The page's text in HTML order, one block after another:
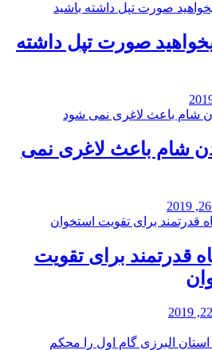
صورت تپل داشته
شام باعث لاغری نمی
قدرتمند برای تقویت